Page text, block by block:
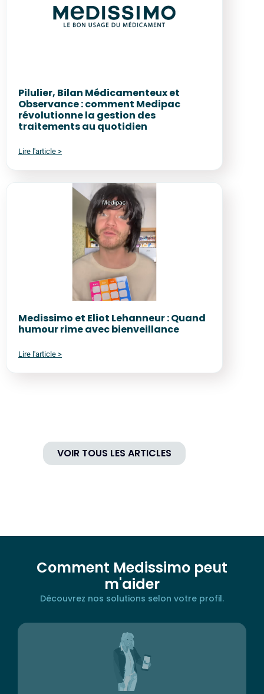
Pilulier, Bilan Médicamenteux et
Observance : comment Medipac
révolutionne la gestion des
traitements au quotidien
Lire l'article >
Medissimo et Eliot Lehanneur : Quand
humour rime avec bienveillance
Lire l'article >
VOIR TOUS LES ARTICLES
Comment Medissimo peut
m'aider
Découvrez nos solutions selon votre profil.